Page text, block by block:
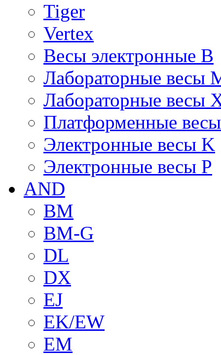
Tiger
Vertex
Весы электронные B
Лабораторные весы
Лабораторные весы
Платформенные
Электронные весы K
Электронные весы P
AND
BM
BM-G
DL
DX
EJ
EK/EW
EM